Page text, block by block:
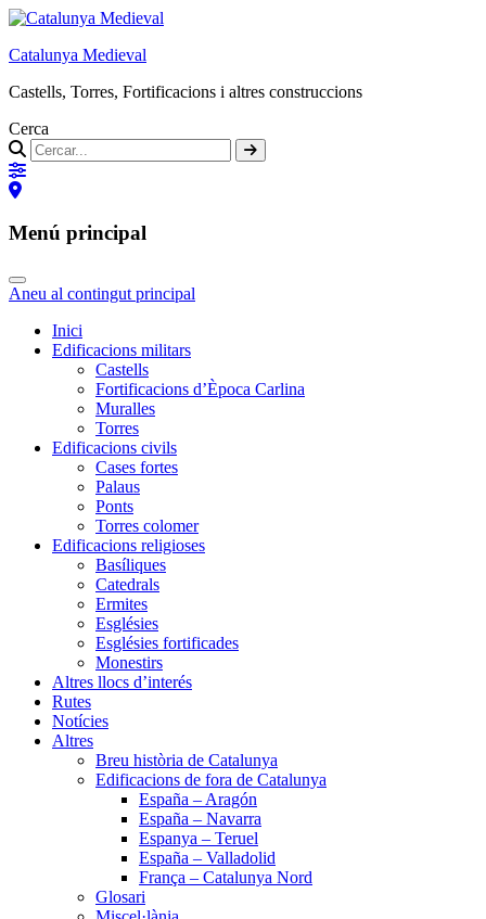
Catalunya Medieval
Castells, Torres, Fortificacions i altres construccions
Cerca
Menú principal
Aneu al contingut principal
Inici
Edificacions militars
Castells
Fortificacions d’Època Carlina
Muralles
Torres
Edificacions civils
Cases fortes
Palaus
Ponts
Torres colomer
Edificacions religioses
Basíliques
Catedrals
Ermites
Esglésies
Esglésies fortificades
Monestirs
Altres llocs d’interés
Rutes
Notícies
Altres
Breu història de Catalunya
Edificacions de fora de Catalunya
España – Aragón
España – Navarra
Espanya – Teruel
España – Valladolid
França – Catalunya Nord
Glosari